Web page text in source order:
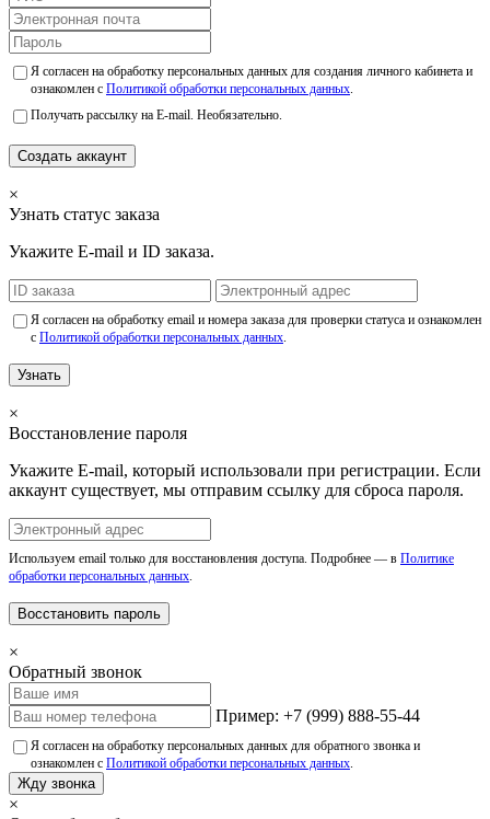
Я согласен на обработку персональных данных для создания личного кабинета и
ознакомлен с Политикой обработки персональных данных.
Получать рассылку на E-mail. Необязательно.
Создать аккаунт
×
Узнать статус заказа
Укажите E-mail и ID заказа.
Я согласен на обработку email и номера заказа для проверки статуса и ознакомлен
с Политикой обработки персональных данных.
Узнать
×
Восстановление пароля
Укажите E-mail, который использовали при регистрации. Если
аккаунт существует, мы отправим ссылку для сброса пароля.
Используем email только для восстановления доступа. Подробнее — в Политике
обработки персональных данных.
Восстановить пароль
×
Обратный звонок
Пример: +7 (999) 888-55-44
Я согласен на обработку персональных данных для обратного звонка и
ознакомлен с Политикой обработки персональных данных.
Жду звонка
×